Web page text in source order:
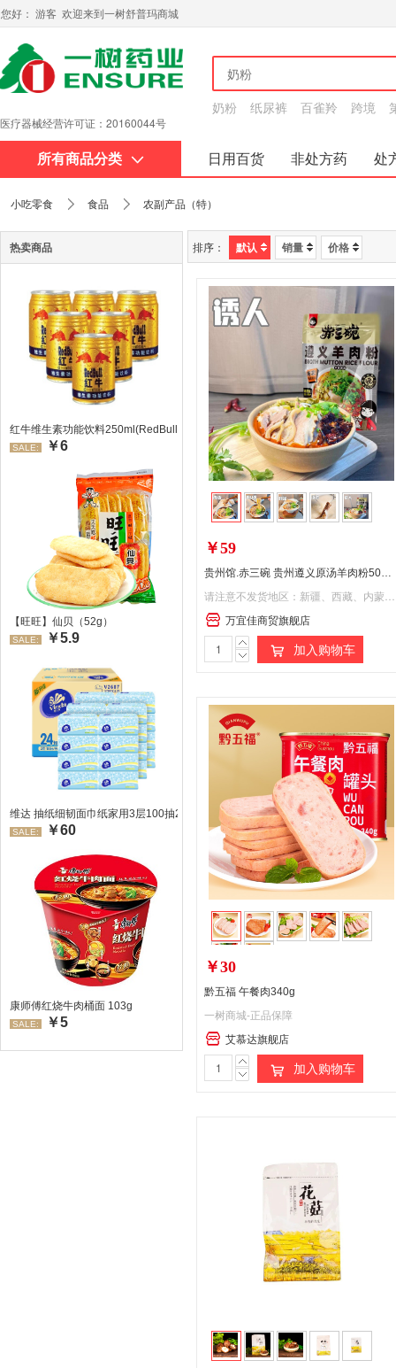
您好： 游客 欢迎来到一树舒普玛商城
医疗器械经营许可证：20160044
互联网药品信息服务资格证书：黔20180015
奶粉 纸尿裤 百雀羚 跨境
所有商品分类 日用百货 非处方药
处
小吃零食 食品 农副产品（特）
热卖商品
红牛维生素功能饮料250ml(RedBull/红牛)
SALE: ￥6
【旺旺】仙贝（52g）
SALE: ￥5.9
维达 抽纸细韧面巾纸家用3层100抽24包/箱 超值装 偏远地区不发货偏远地区:(含
SALE: ￥60
康师傅红烧牛肉桶面 103g
SALE: ￥5
排序： 默认 销量 价格
￥59
贵州馆.赤三碗 贵州遵义原汤羊肉粉500g*3袋 速食早餐米粉正宗贵州特产
万宜佳商贸旗舰店
加入购物车
￥30
黔五福 午餐肉340g
一树商城-正品保障
艾慕达旗舰店
加入购物车